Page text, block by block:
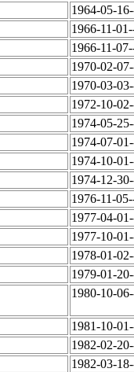
1964-05-
1966-11-
1966-11-
1970-02-
1970-03-
1972-10-
1974-05-
1974-07-
1974-10-
1974-12-
1976-11-
1977-04-
1977-10-
1978-01-
1979-01-
1980-10-
1981-10-
1982-02-
1982-03-